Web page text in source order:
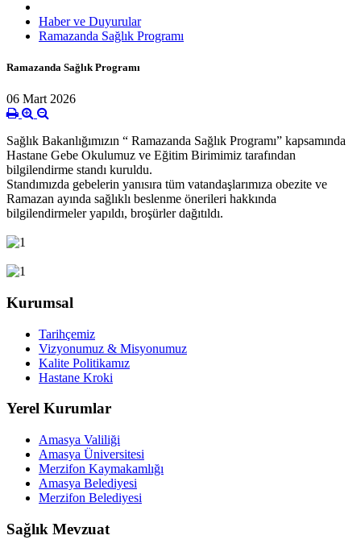
Haber ve Duyurular
Ramazanda Sağlık Programı
Ramazanda Sağlık Programı
06 Mart 2026
Sağlık Bakanlığımızın “ Ramazanda Sağlık Programı” kapsamında
Hastane Gebe Okulumuz ve Eğitim Birimimiz tarafından
bilgilendirme standı kuruldu.
Standımızda gebelerin yanısıra tüm vatandaşlarımıza obezite ve
Ramazan ayında sağlıklı beslenme önerileri hakkında
bilgilendirmeler yapıldı, broşürler dağıtıldı.
Kurumsal
Tarihçemiz
Vizyonumuz & Misyonumuz
Kalite Politikamız
Hastane Kroki
Yerel Kurumlar
Amasya Valiliği
Amasya Üniversitesi
Merzifon Kaymakamlığı
Amasya Belediyesi
Merzifon Belediyesi
Sağlık Mevzuat